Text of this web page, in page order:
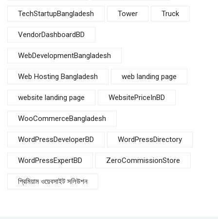
TechStartupBangladesh Tower Truck
VendorDashboardBD
WebDevelopmentBangladesh
Web Hosting Bangladesh web landing page
website landing page WebsitePriceInBD
WooCommerceBangladesh
WordPressDeveloperBD WordPressDirectory
WordPressExpertBD ZeroCommissionStore
প্রিমিয়াম ওয়েবসাইট সলিউশন